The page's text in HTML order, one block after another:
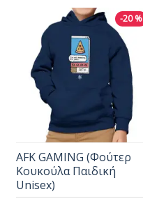
-20 %
AFK GAMING (Φούτερ
Κουκούλα Παιδική
Unisex)